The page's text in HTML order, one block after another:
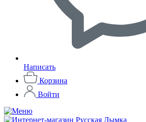
Написать
Корзина
Войти